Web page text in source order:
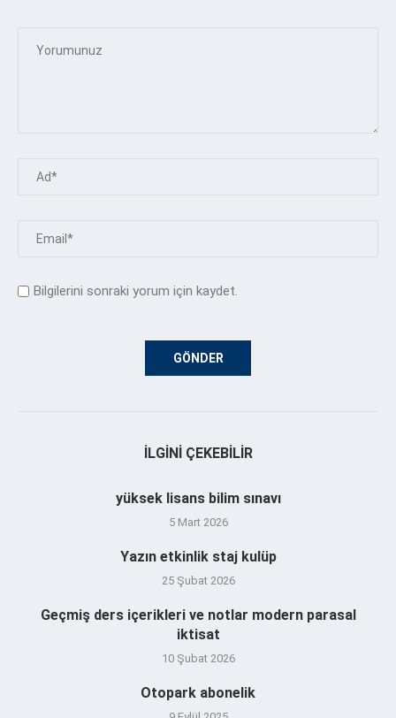
Bilgilerini sonraki yorum için kaydet.
İLGINI ÇEKEBILIR
yüksek lisans bilim sınavı
5 Mart 2026
Yazın etkinlik staj kulüp
25 Şubat 2026
Geçmiş ders içerikleri ve notlar modern parasal
iktisat
10 Şubat 2026
Otopark abonelik